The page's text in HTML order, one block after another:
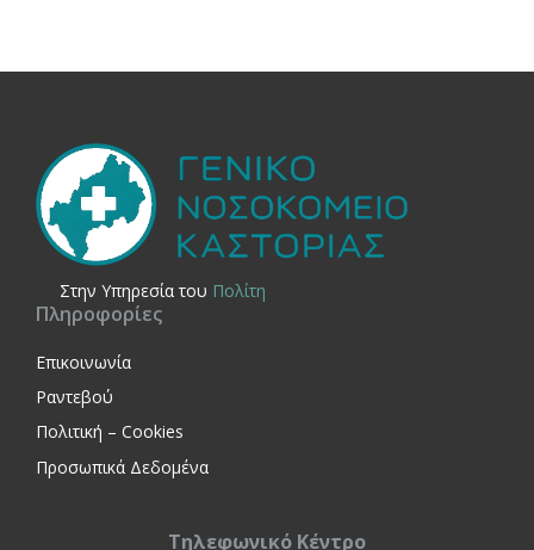
Στην Yπηρεσία του Πολίτη
Πληροφορίες
Επικοινωνία
Ραντεβού
Πολιτική – Cookies
Προσωπικά Δεδομένα
Τηλεφωνικό Κέντρο